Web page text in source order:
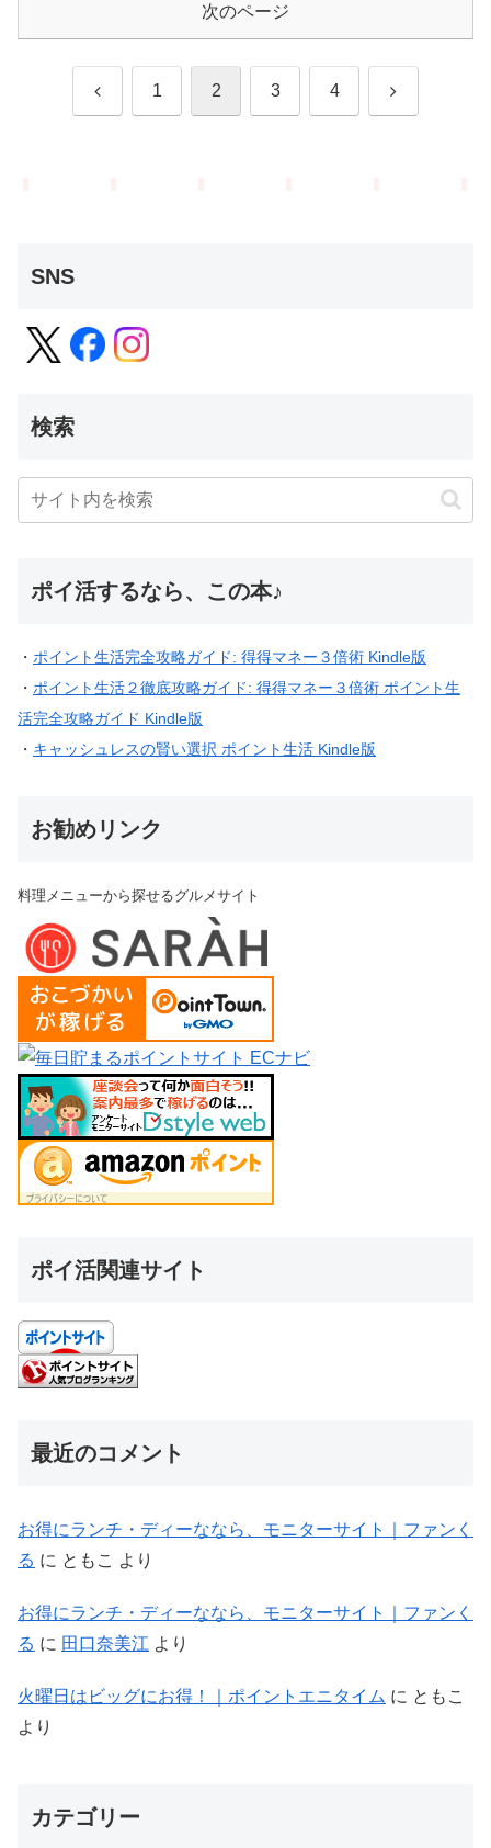
次のページ
前 1 2 3 4 次
SNS
検索
ポイ活するなら、この本♪
・ ポイント生活完全攻略ガイド: 得得マネー３倍術 Kindle版
・ ポイント生活２徹底攻略ガイド: 得得マネー３倍術 ポイント生
活完全攻略ガイド Kindle版
・ キャッシュレスの賢い選択 ポイント生活 Kindle版
お勧めリンク
料理メニューから探せるグルメサイト
ポイ活関連サイト
最近のコメント
お得にランチ・ディーななら、モニターサイト｜ファンく
る に ともこ より
お得にランチ・ディーななら、モニターサイト｜ファンく
る に 田口奈美江 より
火曜日はビッグにお得！｜ポイントエニタイム に ともこ
より
カテゴリー